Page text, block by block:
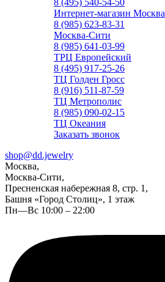
8 (495) 540-54-50
Интернет-магазин Москва
8 (985) 623-83-31
Москва-Сити
8 (985) 641-03-99
ТРЦ Европейский
8 (495) 917-25-26
ТЦ Голден Гросс
8 (916) 511-87-59
ТЦ Метрополис
8 (985) 090-02-15
ТЦ Океания
Заказать звонок
shop@dd.jewelry
Москва,
Москва-Сити,
Пресненская набережная 8, стр. 1,
Башня «Город Столиц», 1 этаж
Пн—Вс 10:00 – 22:00